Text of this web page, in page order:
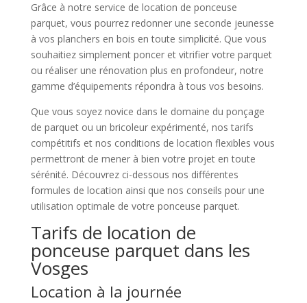
Grâce à notre service de location de ponceuse
parquet, vous pourrez redonner une seconde jeunesse
à vos planchers en bois en toute simplicité. Que vous
souhaitiez simplement poncer et vitrifier votre parquet
ou réaliser une rénovation plus en profondeur, notre
gamme d’équipements répondra à tous vos besoins.
Que vous soyez novice dans le domaine du ponçage
de parquet ou un bricoleur expérimenté, nos tarifs
compétitifs et nos conditions de location flexibles vous
permettront de mener à bien votre projet en toute
sérénité. Découvrez ci-dessous nos différentes
formules de location ainsi que nos conseils pour une
utilisation optimale de votre ponceuse parquet.
Tarifs de location de
ponceuse parquet dans les
Vosges
Location à la journée